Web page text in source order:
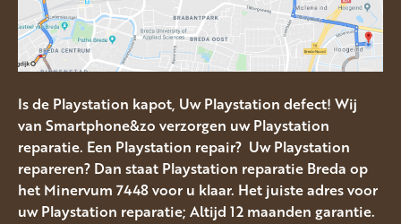
Is de Playstation kapot, Uw Playstation defect! Wij
van Smartphone&zo verzorgen uw Playstation
reparatie. Een Playstation repair? Uw Playstation
repareren? Dan staat Playstation reparatie Breda op
het Minervum 7448 voor u klaar. Het juiste adres voor
uw Playstation reparatie; Altijd 12 maanden garantie.